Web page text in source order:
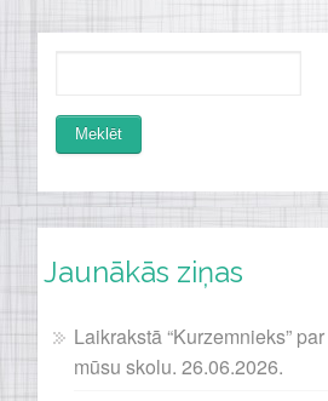
Jaunākās ziņas
Laikrakstā “Kurzemnieks” par
mūsu skolu. 26.06.2026.